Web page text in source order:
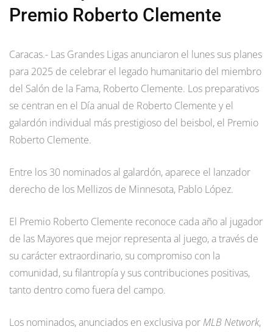
Premio Roberto Clemente
Caracas.- Las Grandes Ligas anunciaron el lunes sus planes
para 2025 de celebrar el legado humanitario del miembro
del Salón de la Fama, Roberto Clemente. Los preparativos
se centran en el Día anual de Roberto Clemente y el
galardón individual más prestigioso del beisbol, el Premio
Roberto Clemente.
Entre los 30 nominados al galardón, aparece el lanzador
derecho de los Mellizos de Minnesota, Pablo López.
El Premio Roberto Clemente reconoce cada año al jugador
de las Mayores que mejor representa al juego, a través de
su carácter extraordinario, su compromiso con la
comunidad, su filantropía y sus contribuciones positivas,
tanto dentro como fuera del campo.
Los nominados, anunciados en exclusiva por MLB Network,